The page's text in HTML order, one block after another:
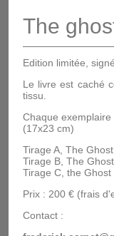
The
Edition limitée,
Le livre est caché
tissu.
Chaque
(17x23 cm)
Tirage A, The
Tirage B, The
Tirage C, the Ghost
Prix : 200 € (frais
Contact :